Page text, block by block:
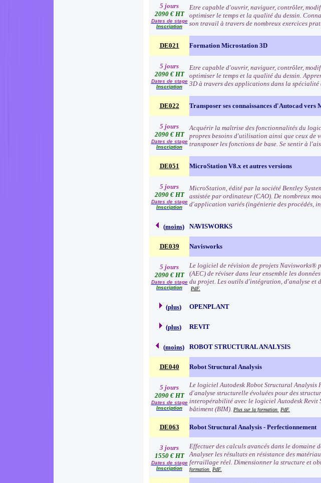
5 jours
2090 € HT
Dates de stage
Inscription
Etre capable d'ouvrir, naviguer, contrôler,
optimiser le temps et la qualité du dessin.
son travail à travers de nombreux exercices
DE021 Formation Microstation 3D
5 jours
2090 € HT
Dates de stage
Inscription
Etre capable d'ouvrir, naviguer, contrôler,
optimiser le temps et la qualité du dessin.
3D à travers des applications dans la spécialité
DE022 Transposer ses connaissances d'Autocad vers
5 jours
2090 € HT
Dates de stage
Inscription
Acquérir la maîtrise des fonctionnalités du
propres besoins d'utilisation ainsi que ceux de
transposer les fonctions de base. Se sentir à
DE051 MicroStation V8.x et autres versions
5 jours
2090 € HT
Dates de stage
Inscription
MicroStation, édité par la société Bentley
assistée par ordinateur (CAO). De nombreux
d'application variés (ingénierie des procédés,
(moins) NAVISWORKS
DE039 Navisworks
5 jours
2090 € HT
Dates de stage
Inscription
Le logiciel de révision de projets Navisworks®
(AEC) de réviser dans leur ensemble les
du projet. Les outils d'intégration, d'analyse et
PdF.
(plus) OPENPLANT
(plus) REVIT
(moins) ROBOT STRUCTURAL ANALYSIS
DE040 Robot Structural Analysis
5 jours
2090 € HT
Dates de stage
Inscription
Le logiciel Autodesk Robot Structural Analysis
d'analyse structurelle évoluées pour des
interopérabilité avec le logiciel Autodesk Revit
bâtiment (BIM). Plus sur la formation PdF.
DE063 Robot Structural Analysis - Perfectionnement
3 jours
1550 € HT
Dates de stage
Inscription
Effectuer des calculs avancés dans le domaine
Analyser les résultats en résistance des
ferraillage réel. Dimensionner la structure et
formation
PdF.